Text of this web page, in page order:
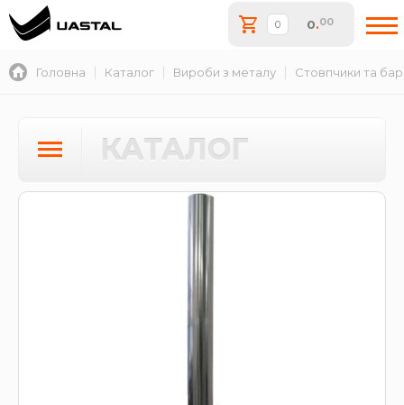
0.00
Головна Каталог Вироби з металу Стовпчики та
КАТАЛОГ